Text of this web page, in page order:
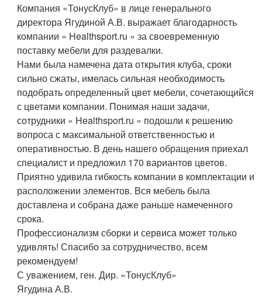
Компания «ТонусКлуб» в лице генерального
директора Ягудиной А.В. выражает благодарность
компании « Healthsport.ru » за своевременную
поставку мебели для раздевалки.
Нами была намечена дата открытия клуба, сроки
сильно сжаты, имелась сильная необходимость
подобрать определенный цвет мебели, сочетающийся
с цветами компании. Понимая наши задачи,
сотрудники « Healthsport.ru » подошли к решению
вопроса с максимальной ответственностью и
оперативностью. В день нашего обращения приехал
специалист и предложил 170 вариантов цветов.
Приятно удивила гибкость компании в комплектации и
расположении элементов. Вся мебель была
доставлена и собрана даже раньше намеченного
срока.
Профессионализм сборки и сервиса может только
удивлять! Спасибо за сотрудничество, всем
рекомендуем!
С уважением, ген. Дир. «ТонусКлуб»
Ягудина А.В.